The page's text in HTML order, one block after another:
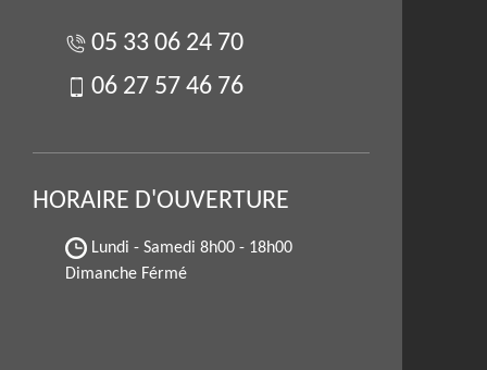
05 33 06 24 70
06 27 57 46 76
HORAIRE D'OUVERTURE
Lundi - Samedi 8h00 - 18h00
Dimanche Férmé